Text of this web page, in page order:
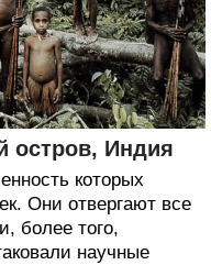
остров, Индия
которых
Они отвергают все
более того,
научные